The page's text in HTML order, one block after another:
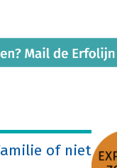
of niet